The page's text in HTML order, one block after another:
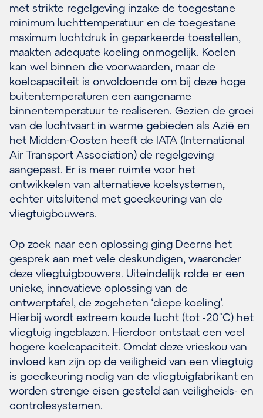
met strikte regelgeving inzake de toegestane
minimum luchttemperatuur en de toegestane
maximum luchtdruk in geparkeerde toestellen,
maakten adequate koeling onmogelijk. Koelen
kan wel binnen die voorwaarden, maar de
koelcapaciteit is onvoldoende om bij deze hoge
buitentemperaturen een aangename
binnentemperatuur te realiseren. Gezien de groei
van de luchtvaart in warme gebieden als Azië en
het Midden-Oosten heeft de IATA (International
Air Transport Association) de regelgeving
aangepast. Er is meer ruimte voor het
ontwikkelen van alternatieve koelsystemen,
echter uitsluitend met goedkeuring van de
vliegtuigbouwers.
Op zoek naar een oplossing ging Deerns het
gesprek aan met vele deskundigen, waaronder
deze vliegtuigbouwers. Uiteindelijk rolde er een
unieke, innovatieve oplossing van de
ontwerptafel, de zogeheten ‘diepe koeling’.
Hierbij wordt extreem koude lucht (tot -20˚C) het
vliegtuig ingeblazen. Hierdoor ontstaat een veel
hogere koelcapaciteit. Omdat deze vrieskou van
invloed kan zijn op de veiligheid van een vliegtuig
is goedkeuring nodig van de vliegtuigfabrikant en
worden strenge eisen gesteld aan veiligheids- en
controlesystemen.